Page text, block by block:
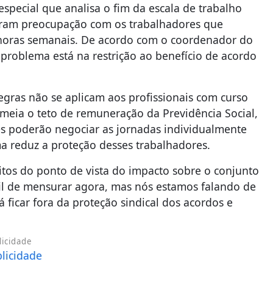
que analisa o fim da escala de trabalho
preocupação com os trabalhadores que
semanais. De acordo com o coordenador do
está na restrição ao benefício de acordo
não se aplicam aos profissionais com curso
o teto de remuneração da Previdência Social,
poderão negociar as jornadas individualmente
reduz a proteção desses trabalhadores.
do ponto de vista do impacto sobre o conjunto
mensurar agora, mas nós estamos falando de
fora da proteção sindical dos acordos e